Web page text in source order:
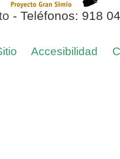
- Teléfonos: 918
Accesibilidad